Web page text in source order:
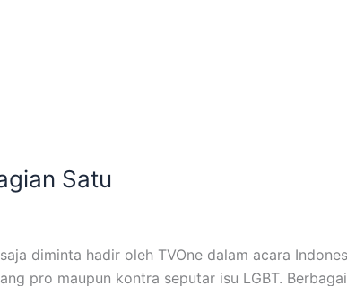
Satu
diminta hadir oleh TVOne dalam acara
pro maupun kontra seputar isu LGBT.